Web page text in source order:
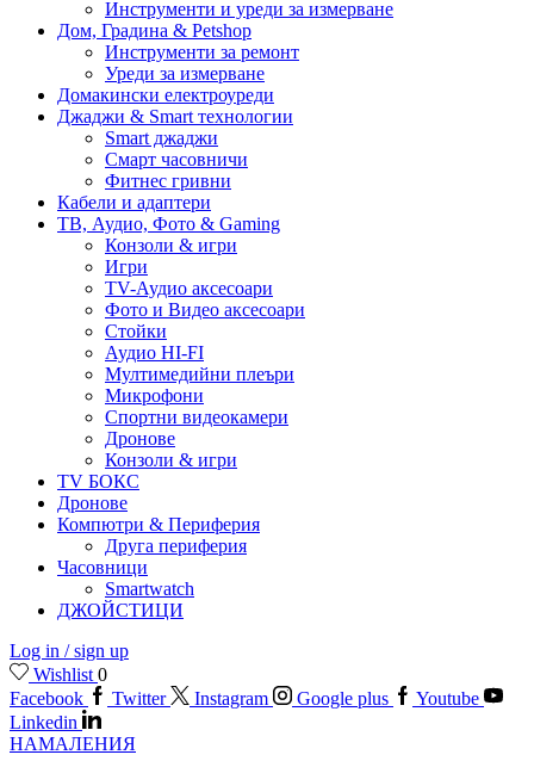
Инструменти и уреди за измерване
Дом, Градина & Petshop
Инструменти за ремонт
Уреди за измерване
Домакински електроуреди
Джаджи & Smart технологии
Smart джаджи
Смарт часовничи
Фитнес гривни
Кабели и адаптери
ТВ, Аудио, Фото & Gaming
Конзоли & игри
Игри
TV-Аудио аксесоари
Фото и Видео аксесоари
Стойки
Аудио HI-FI
Мултимедийни плеъри
Микрофони
Спортни видеокамери
Дронове
Конзоли & игри
TV БОКС
Дронове
Компютри & Периферия
Друга периферия
Часовници
Smartwatch
ДЖОЙСТИЦИ
Log in / sign up
Wishlist 0
Facebook
Twitter Instagram Google plus
Youtube
Linkedin
НАМАЛЕНИЯ